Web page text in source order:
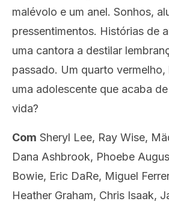
malévolo e um anel. Sonhos,
pressentimentos. Histórias de
uma cantora a destilar
passado. Um quarto vermelho,
uma adolescente que acaba
vida?
Com Sheryl Lee, Ray Wise,
Dana Ashbrook, Phoebe
Bowie, Eric DaRe, Miguel
Heather Graham, Chris Isaak,